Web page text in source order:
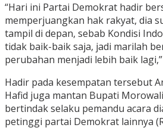
“Hari ini Partai Demokrat hadir
memperjuangkan hak rakyat, dia
tampil di depan, sebab Kondisi
tidak baik-baik saja, jadi marilah
perubahan menjadi lebih baik
Hadir pada kesempatan tersebut
Hafid juga mantan Bupati
bertindak selaku pemandu acara
petinggi partai Demokrat lainnya